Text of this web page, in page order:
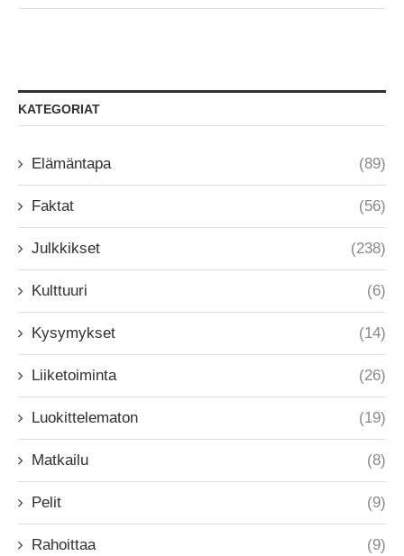
KATEGORIAT
Elämäntapa (89)
Faktat (56)
Julkkikset (238)
Kulttuuri (6)
Kysymykset (14)
Liiketoiminta (26)
Luokittelematon (19)
Matkailu (8)
Pelit (9)
Rahoittaa (9)